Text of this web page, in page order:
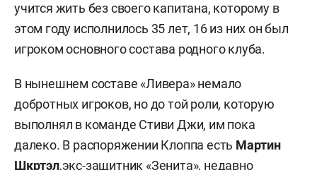
учится жить без своего капитана, которому в
этом году исполнилось 35 лет, 16 из них он был
игроком основного состава родного клуба.
В нынешнем составе «Ливера» немало
добротных игроков, но до той роли, которую
выполнял в команде Стиви Джи, им пока
далеко. В распоряжении Клоппа есть Мартин
Шкртэл,экс-защитник «Зенита», недавно